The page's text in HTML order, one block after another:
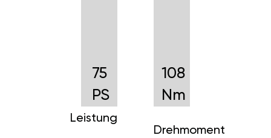
75
PS
Leistung
108
Nm
Drehmoment